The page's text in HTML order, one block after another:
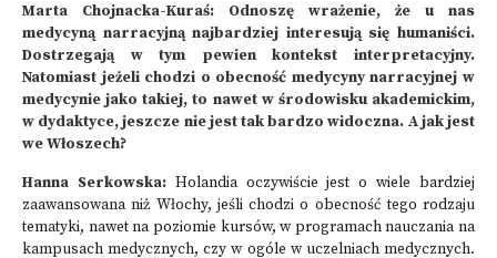
Marta Chojnacka-Kuraś: Odnoszę wrażenie, że u nas
medycyną narracyjną najbardziej interesują się humaniści.
Dostrzegają w tym pewien kontekst interpretacyjny.
Natomiast jeżeli chodzi o obecność medycyny narracyjnej w
medycynie jako takiej, to nawet w środowisku akademickim,
w dydaktyce, jeszcze nie jest tak bardzo widoczna. A jak jest
we Włoszech?
Hanna Serkowska: Holandia oczywiście jest o wiele bardziej
zaawansowana niż Włochy, jeśli chodzi o obecność tego rodzaju
tematyki, nawet na poziomie kursów, w programach nauczania na
kampusach medycznych, czy w ogóle w uczelniach medycznych.